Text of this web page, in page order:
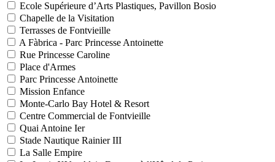
Ecole Supérieure d’Arts Plastiques, Pavillon Bosio
Chapelle de la Visitation
Terrasses de Fontvieille
A Fàbrica - Parc Princesse Antoinette
Rue Princesse Caroline
Place d'Armes
Parc Princesse Antoinette
Mission Enfance
Monte-Carlo Bay Hotel & Resort
Centre Commercial de Fontvieille
Quai Antoine Ier
Stade Nautique Rainier III
La Salle Empire